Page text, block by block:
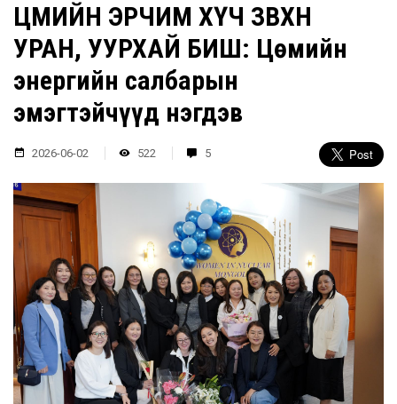
ЦӨМИЙН ЭРЧИМ ХҮЧ ЗӨВХӨН
УРАН, УУРХАЙ БИШ: Цөмийн
энергийн салбарын
эмэгтэйчүүд нэгдэв
2026-06-02 522 5